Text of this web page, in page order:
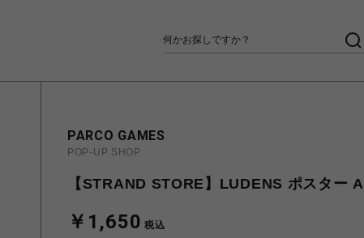
PARCO GAMES
POP-UP SHOP
【STRAND STORE】LUDENS ポスター A
￥1,650 税込